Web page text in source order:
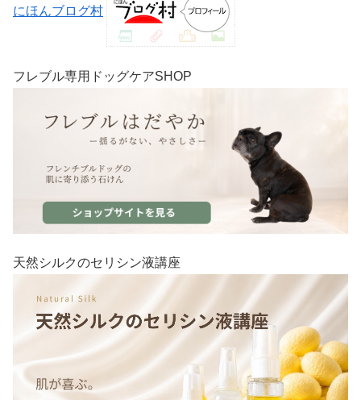
にほんブログ村
フレブル専用ドッグケアSHOP
天然シルクのセリシン液講座